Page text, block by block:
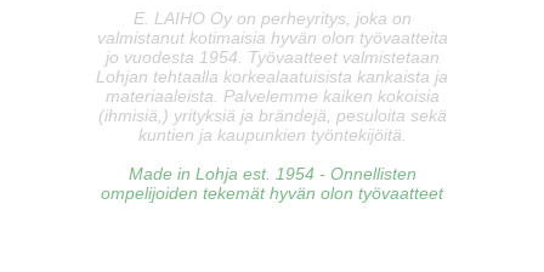
E. LAIHO Oy on perheyritys, joka on
valmistanut kotimaisia hyvän olon työvaatteita
jo vuodesta 1954. Työvaatteet valmistetaan
Lohjan tehtaalla korkealaatuisista kankaista ja
materiaaleista. Palvelemme kaiken kokoisia
(ihmisiä,) yrityksiä ja brändejä, pesuloita sekä
kuntien ja kaupunkien työntekijöitä.
Made in Lohja est. 1954 - Onnellisten
ompelijoiden tekemät hyvän olon työvaatteet